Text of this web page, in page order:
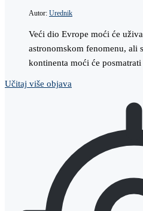
Autor: Urednik
Veći dio Evrope moći će
astronomskom fenomenu, ali
kontinenta moći će
Učitaj više objava